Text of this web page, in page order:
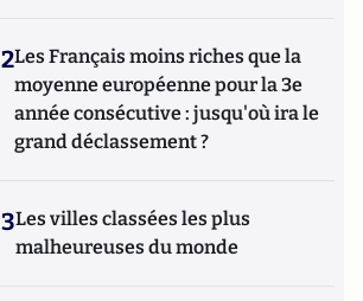
2Les Français moins riches que la
moyenne européenne pour la 3e
année consécutive : jusqu'où ira le
grand déclassement ?
3Les villes classées les plus
malheureuses du monde